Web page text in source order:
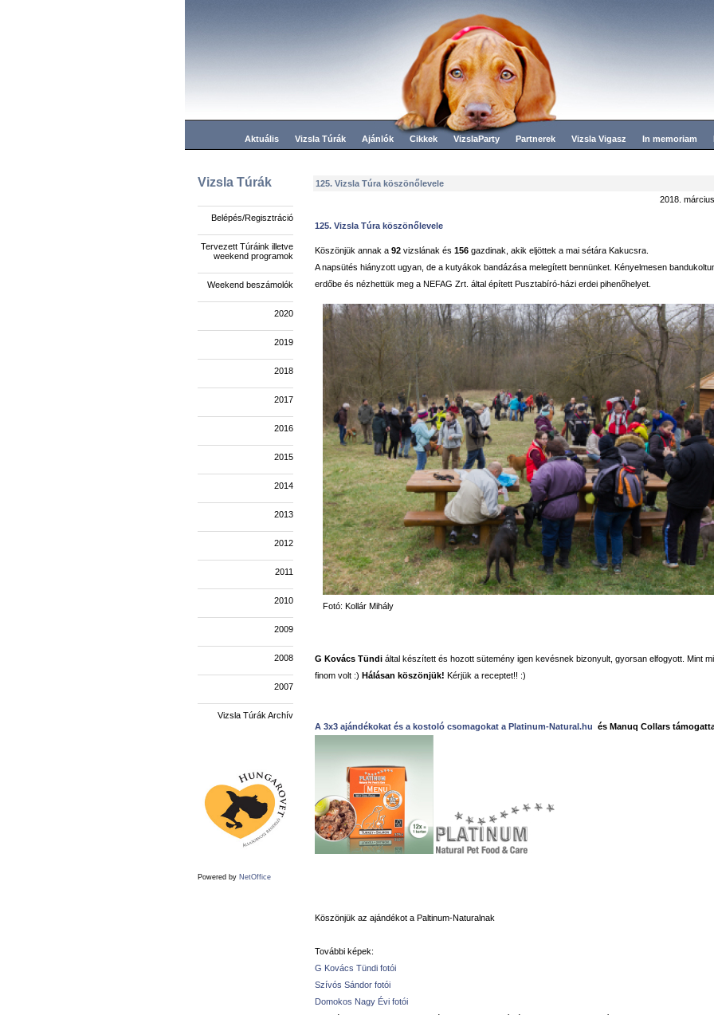
Aktuális Vizsla Túrák Ajánlók Cikkek VizslaParty Partnerek Vizsla Vigasz In memoriam
Vizsla Túrák
Belépés/Regisztráció
Tervezett Túráink illetve
weekend programok
Weekend beszámolók
2020
2019
2018
2017
2016
2015
2014
2013
2012
2011
2010
2009
2008
2007
Vizsla Túrák Archív
Powered by NetOffice
125. Vizsla Túra köszönőlevele
2018.
125. Vizsla Túra köszönőlevele
Köszönjük annak a 92 vizslának és 156 gazdinak, akik eljöttek a mai sétára Kakucsra.
A napsütés hiányzott ugyan, de a kutyákok bandázása melegített bennünket. Kényelmesen
erdőbe és nézhettük meg a NEFAG Zrt. által épített Pusztabíró-házi erdei pihenőhelyet.
Fotó: Kollár Mihály
G Kovács Tündi által készített és hozott sütemény igen kevésnek bizonyult, gyorsan elfogyott. Mint
finom volt :) Hálásan köszönjük! Kérjük a receptet!! :)
A 3x3 ajándékokat és a kostoló csomagokat a Platinum-Natural.hu és Manuq Collars
Köszönjük az ajándékot a Paltinum-Naturalnak
További képek:
G Kovács Tündi fotói
Szívós Sándor fotói
Domokos Nagy Évi fotói